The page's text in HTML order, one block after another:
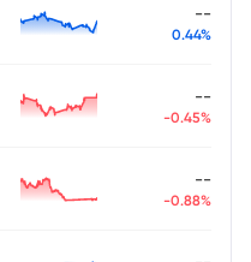
--
0.44%
--
-0.45%
--
-0.88%